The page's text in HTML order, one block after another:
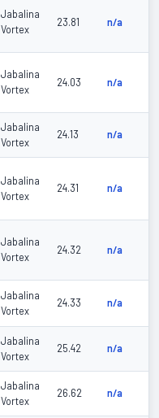
Jabalina
Vortex
23.81 n/a
Jabalina
Vortex
24.03 n/a
Jabalina
Vortex
24.13 n/a
Jabalina
Vortex
24.31 n/a
Jabalina
Vortex
24.32 n/a
Jabalina
Vortex
24.33 n/a
Jabalina
Vortex
25.42 n/a
Jabalina
Vortex
26.62 n/a